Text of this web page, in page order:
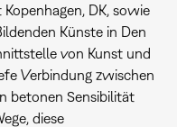
DK, sowie
Künste in Den
von Kunst und
Verbindung zwischen
betonen Sensibilität
diese